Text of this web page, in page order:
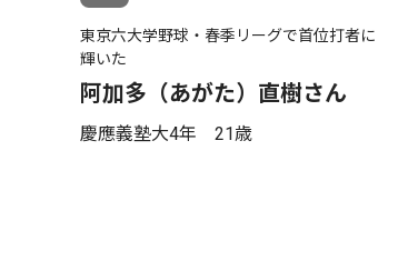
東京六大学野球・春季リーグで首位打者に
輝いた
阿加多（あがた）直樹さん
慶應義塾大4年 21歳